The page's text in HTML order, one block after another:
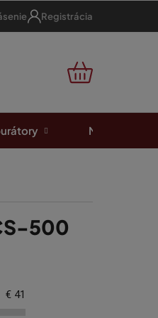
Registrácia
NÁKUPNÝ
Motorové
500
€ 41